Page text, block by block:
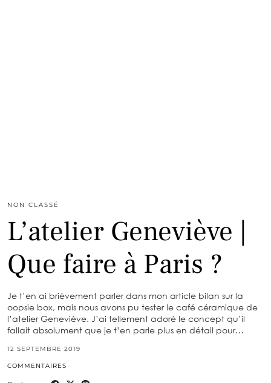
NON CLASSÉ
L’atelier Geneviève |
Que faire à Paris ?
Je t’en ai brièvement parler dans mon article bilan sur la
oopsie box, mais nous avons pu tester le café céramique de
l’atelier Geneviève. J’ai tellement adoré le concept qu’il
fallait absolument que je t’en parle plus en détail pour…
12 SEPTEMBRE 2019
COMMENTAIRES